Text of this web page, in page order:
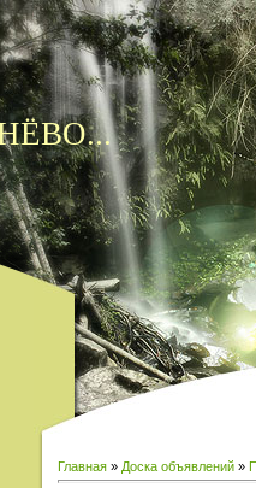
Главная » Доска объявлений »